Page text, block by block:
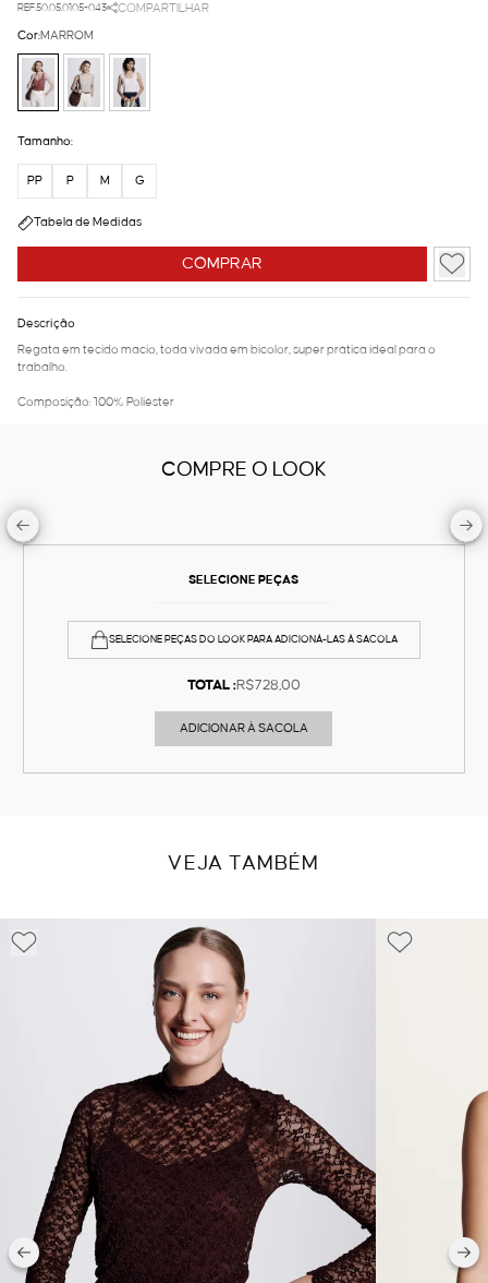
REF.50.05.0105-043 COMPARTILHAR
COMPRAR
Cor:MARROM
Tamanho:
PP P M G
Tabela de Medidas
Descrição
Regata em tecido macio, toda vivada em bicolor, super prática ideal para o
trabalho.
Composição: 100% Poliéster
COMPRE O LOOK
SELECIONE PEÇAS
SELECIONE PEÇAS DO LOOK PARA ADICIONÁ-LAS À SACOLA
TOTAL :R$728,00
ADICIONAR À SACOLA
VEJA TAMBÉM